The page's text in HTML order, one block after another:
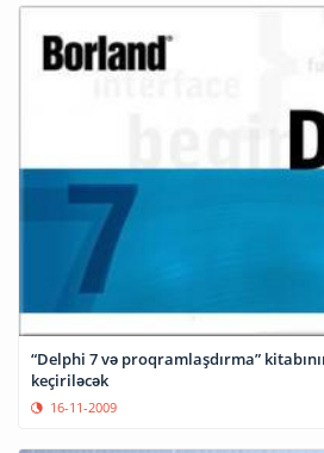
“Delphi 7 və proqramlaşdırma”
keçiriləcək
16-11-2009